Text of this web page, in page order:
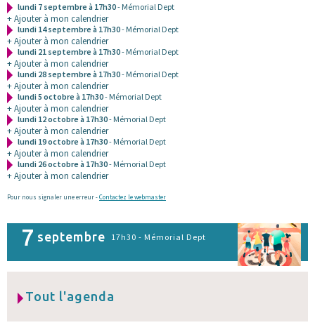
lundi 7 septembre à 17h30- Mémorial Dept
+ Ajouter à mon calendrier
lundi 14 septembre à 17h30- Mémorial Dept
+ Ajouter à mon calendrier
lundi 21 septembre à 17h30- Mémorial Dept
+ Ajouter à mon calendrier
lundi 28 septembre à 17h30- Mémorial Dept
+ Ajouter à mon calendrier
lundi 5 octobre à 17h30- Mémorial Dept
+ Ajouter à mon calendrier
lundi 12 octobre à 17h30- Mémorial Dept
+ Ajouter à mon calendrier
lundi 19 octobre à 17h30- Mémorial Dept
+ Ajouter à mon calendrier
lundi 26 octobre à 17h30- Mémorial Dept
+ Ajouter à mon calendrier
Pour nous signaler une erreur -Contactez le webmaster
7 septembre 17h30 - Mémorial Dept
Tout l'agenda